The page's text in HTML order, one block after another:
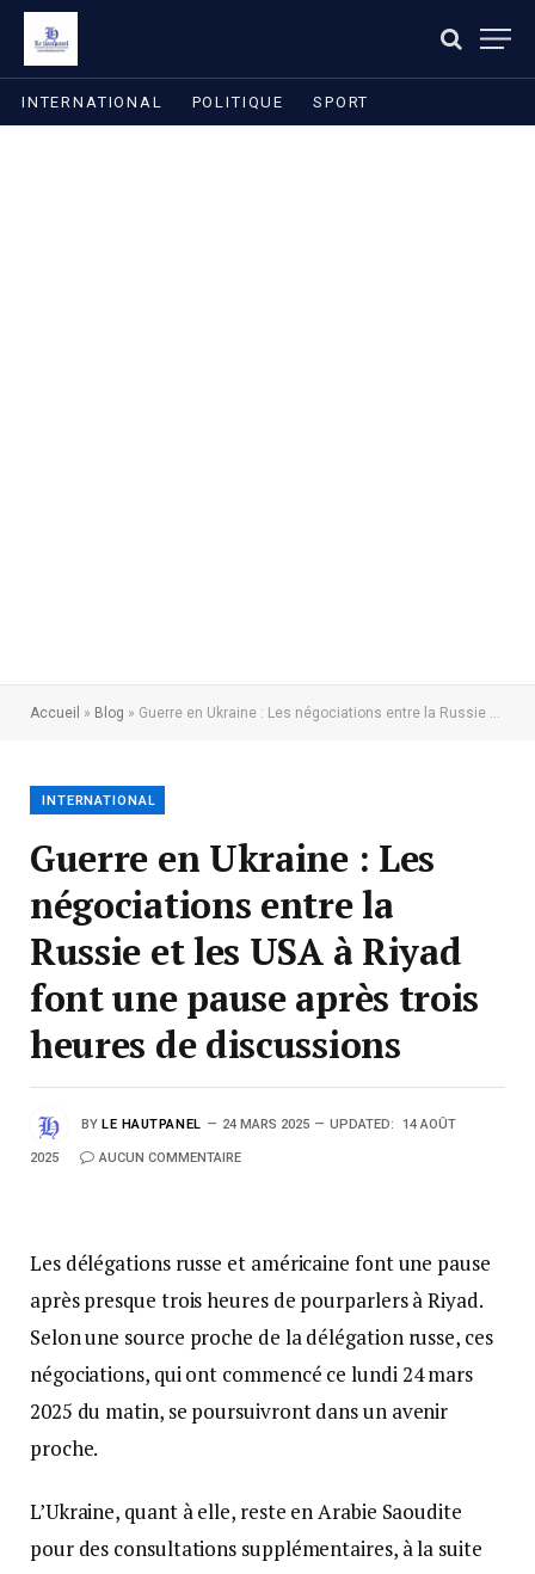
INTERNATIONAL POLITIQUE SPORT
Accueil » Blog » Guerre en Ukraine : Les négociations entre la Russie et les USA à Riyad font une pause après trois heures de discussions
INTERNATIONAL
Guerre en Ukraine : Les
négociations entre la
Russie et les USA à Riyad
font une pause après trois
heures de discussions
BY LE HAUTPANEL 24 MARS 2025 UPDATED: 14 AOÛT
2025 AUCUN COMMENTAIRE
Les délégations russe et américaine font une pause
après presque trois heures de pourparlers à Riyad.
Selon une source proche de la délégation russe, ces
négociations, qui ont commencé ce lundi 24 mars
2025 du matin, se poursuivront dans un avenir
proche.
L’Ukraine, quant à elle, reste en Arabie Saoudite
pour des consultations supplémentaires, à la suite